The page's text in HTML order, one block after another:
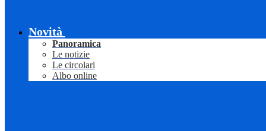
Novità
Panoramica
Le notizie
Le circolari
Albo online